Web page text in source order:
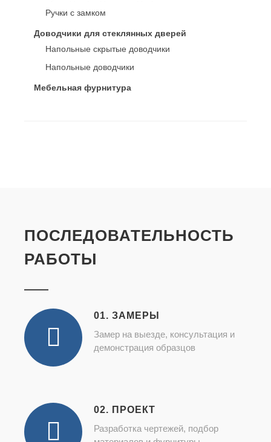
Ручки с замком
Доводчики для стеклянных дверей
Напольные скрытые доводчики
Напольные доводчики
Мебельная фурнитура
ПОСЛЕДОВАТЕЛЬНОСТЬ
РАБОТЫ
01. ЗАМЕРЫ
Замер на выезде, консультация и
демонстрация образцов
02. ПРОЕКТ
Разработка чертежей, подбор